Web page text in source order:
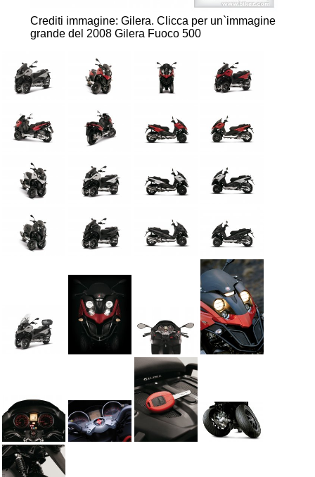
Crediti immagine: Gilera. Clicca per un`immagine
grande del 2008 Gilera Fuoco 500